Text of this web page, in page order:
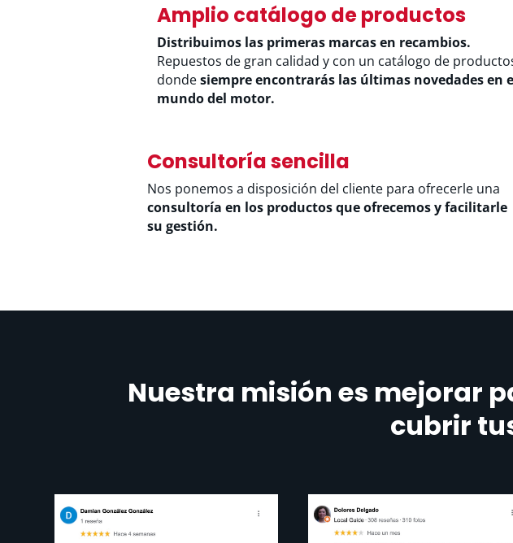
Amplio catálogo de productos
Distribuimos las primeras marcas en recambios.
Repuestos de gran calidad y con un catálogo de
dondesiempre encontrarás las últimas novedades en
mundo del motor.
Consultoría sencilla
Nos ponemos a disposición del cliente para ofrecerle una
consultoría en los productos que ofrecemos y facilitarle
su gestión.
Nuestra misión es mejorar
cubrir